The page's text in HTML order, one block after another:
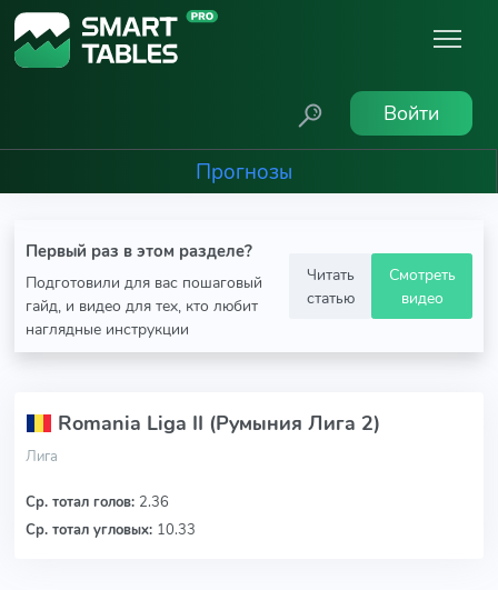
Войти
Прогнозы
Первый раз в этом разделе?
Подготовили для вас пошаговый
гайд, и видео для тех, кто любит
наглядные инструкции
Читать
статью
Смотреть
видео
Romania Liga II (Румыния Лига 2)
Лига
Ср. тотал голов: 2.36
Ср. тотал угловых: 10.33